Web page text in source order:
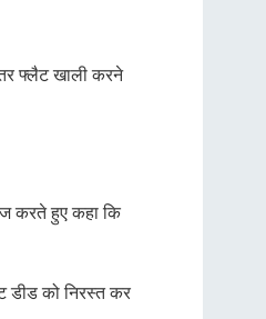
फ्लैट खाली करने
करते हुए कहा कि
डीड को निरस्त कर